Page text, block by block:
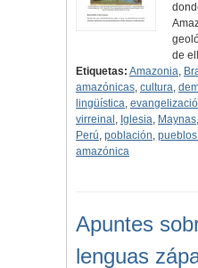
de
Etiquetas: Amazonia,
amazónicas, cultura,
lingüística,
virreinal , Iglesia, Maynas,
Perú, población,
amazónica
Apuntes
lenguas